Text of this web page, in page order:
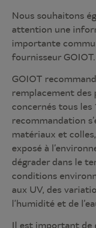
Nous souhaitons
attention une
importante
fournisseur GOIOT.
GOIOT
remplacement des
concernés tous les
recommandation
matériaux et
exposé à
dégrader dans le
conditions
aux UV, des
l’humidité et de
Il est important de